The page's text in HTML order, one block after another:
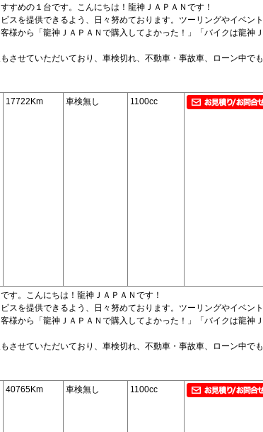
すめの１台です。こんにちは！龍神ＪＡＰＡＮです！
スを提供できるよう、日々努めております。ツーリングやイベント
様から「龍神ＪＡＰＡＮで購入してよかった！」「バイクは龍神Ｊ
させていただいており、車検切れ、不動車・事故車、ローン中でも
17722Km 車検無し 1100cc
す。こんにちは！龍神ＪＡＰＡＮです！
スを提供できるよう、日々努めております。ツーリングやイベント
様から「龍神ＪＡＰＡＮで購入してよかった！」「バイクは龍神Ｊ
させていただいており、車検切れ、不動車・事故車、ローン中でも
40765Km 車検無し 1100cc